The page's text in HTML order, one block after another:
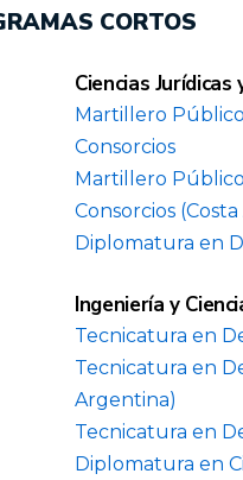
CORTOS
Ciencias Jurídicas
Martillero
Consorcios
Martillero
Consorcios
Diplomatura en
Ingeniería y
Tecnicatura en
Tecnicatura en
Argentina)
Tecnicatura en
Diplomatura en